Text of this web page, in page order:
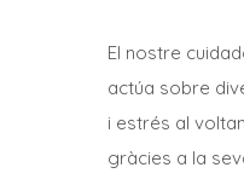
El nostre
actúa sobre
i estrés al
gràcies a la